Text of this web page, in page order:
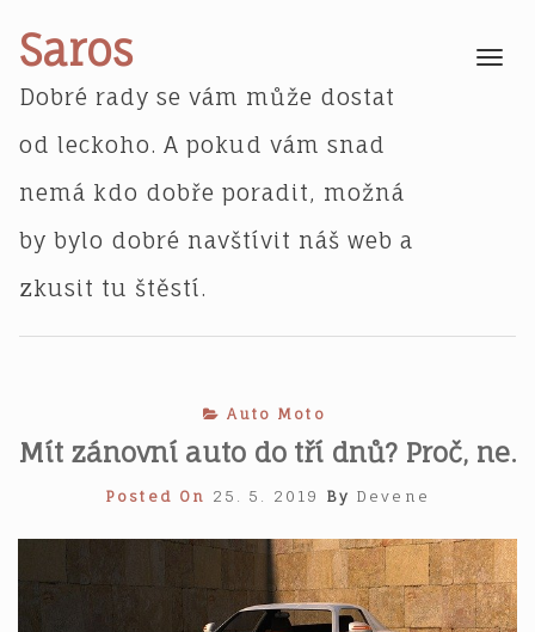
content
Saros
Dobré rady se vám může dostat
od leckoho. A pokud vám snad
nemá kdo dobře poradit, možná
by bylo dobré navštívit náš web a
zkusit tu štěstí.
Toggle
Auto Moto
Mít zánovní auto do tří dnů? Proč, ne.
Posted On 25. 5. 2019 By Devene